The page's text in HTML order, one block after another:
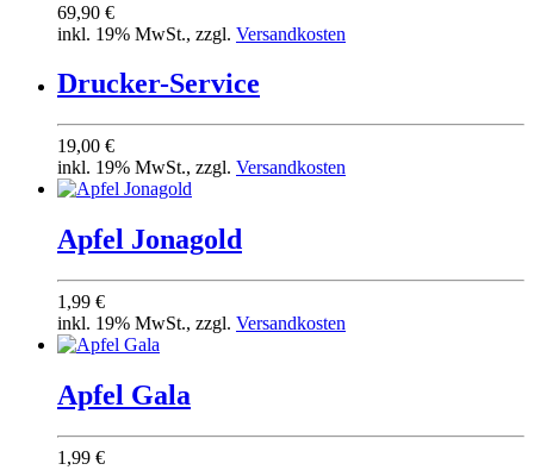
69,90 €
inkl. 19% MwSt., zzgl. Versandkosten
Drucker-Service
19,00 €
inkl. 19% MwSt., zzgl. Versandkosten
Apfel Jonagold
1,99 €
inkl. 19% MwSt., zzgl. Versandkosten
Apfel Gala
1,99 €